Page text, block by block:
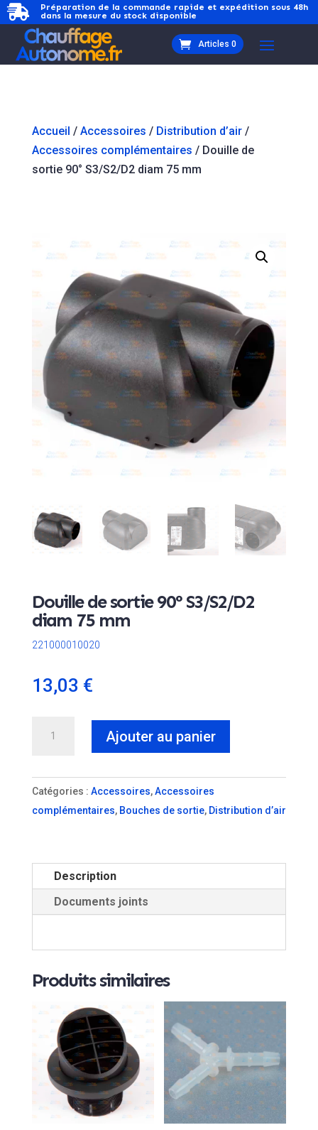

Préparation de la commande rapide et expédition sous 48h
dans la mesure du stock disponible
Articles 0
Accueil / Accessoires / Distribution d’air/
Accessoires complémentaires / Douille de
sortie 90° S3/S2/D2 diam 75 mm
Douille de sortie 90° S3/S2/D2
diam 75 mm
221000010020
13,03 €
diam
Ajouter au panier
Catégories : Accessoires,Accessoires
complémentaires, Bouches de sortie, Distribution d’air
Description
Documents joints
Produits similaires